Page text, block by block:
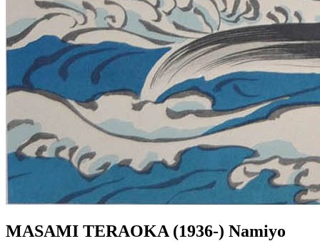
MASAMI TERAOKA (1936-) Namiyo